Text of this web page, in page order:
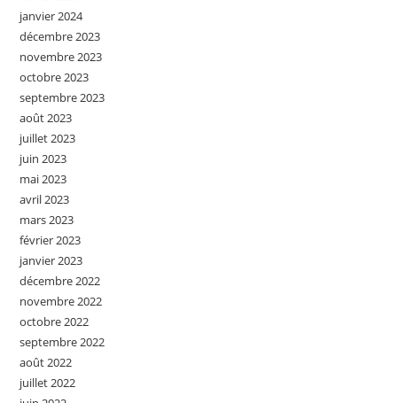
janvier 2024
décembre 2023
novembre 2023
octobre 2023
septembre 2023
août 2023
juillet 2023
juin 2023
mai 2023
avril 2023
mars 2023
février 2023
janvier 2023
décembre 2022
novembre 2022
octobre 2022
septembre 2022
août 2022
juillet 2022